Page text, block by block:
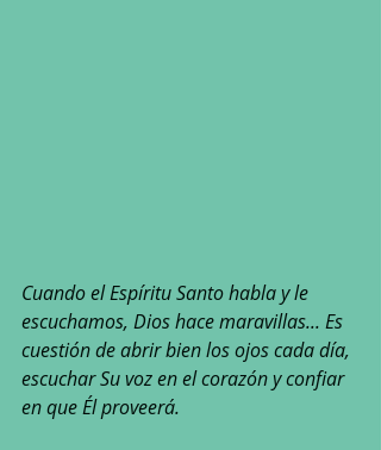
Cuando el Espíritu Santo habla y le
escuchamos, Dios hace maravillas... Es
cuestión de abrir bien los ojos cada día,
escuchar Su voz en el corazón y confiar
en que Él proveerá.